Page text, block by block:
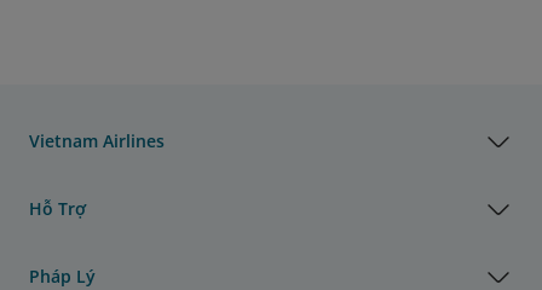
Vietnam Airlines
Hỗ Trợ
Pháp Lý